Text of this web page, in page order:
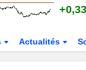
Actualités